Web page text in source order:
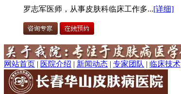
罗志军医师，从事皮肤科临床工作多...[详细]
网站首页 | 医院介绍 | 新闻动态 | 专家团队 | 临床技术